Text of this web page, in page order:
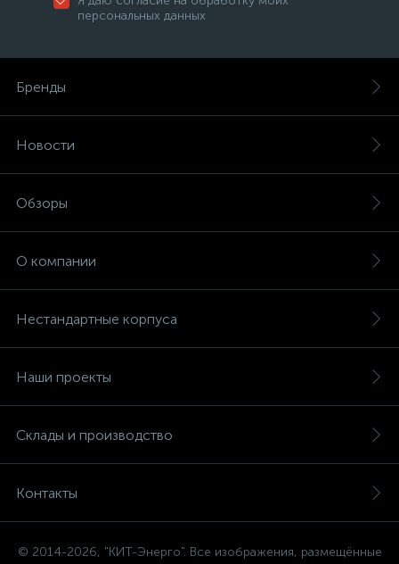
персональных данных
Бренды
Новости
Обзоры
О компании
Нестандартные корпуса
Наши проекты
Склады и производство
Контакты
© 2014-2026, "КИТ-Энерго". Все изображения, размещённые